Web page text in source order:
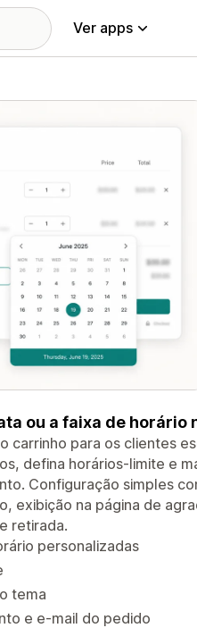
Ver apps
ou a faixa de horário
carrinho para os clientes
defina horários-limite e
Configuração simples
exibição na página de
retirada.
personalizadas
tema
e e-mail do pedido